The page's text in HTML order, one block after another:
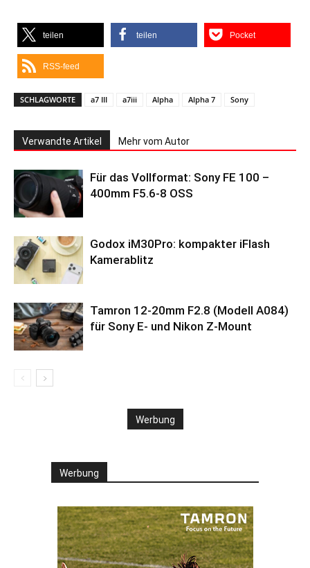
teilen teilen Pocket
RSS-feed
SCHLAGWORTE a7 III a7iii Alpha Alpha 7 Sony
Verwandte Artikel Mehr vom Autor
Für das Vollformat: Sony FE 100 –
400mm F5.6-8 OSS
Godox iM30Pro: kompakter iFlash
Kamerablitz
Tamron 12-20mm F2.8 (Modell A084)
für Sony E- und Nikon Z-Mount
Werbung
Werbung